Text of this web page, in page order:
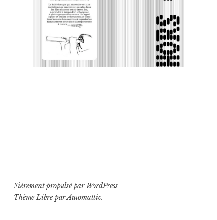
Fièrement propulsé par WordPress
Thème Libre parAutomattic.